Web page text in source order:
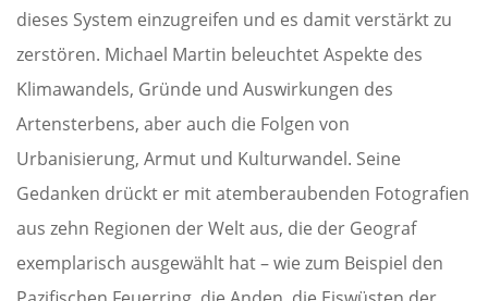
dieses System einzugreifen und es damit verstärkt zu
zerstören. Michael Martin beleuchtet Aspekte des
Klimawandels, Gründe und Auswirkungen des
Artensterbens, aber auch die Folgen von
Urbanisierung, Armut und Kulturwandel. Seine
Gedanken drückt er mit atemberaubenden Fotografien
aus zehn Regionen der Welt aus, die der Geograf
exemplarisch ausgewählt hat – wie zum Beispiel den